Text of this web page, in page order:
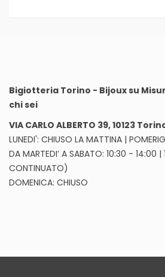
Bigiotteria Torino - Bijoux su
chi sei
VIA CARLO ALBERTO 39, 10123
LUNEDI': CHIUSO LA MATTINA |
DA MARTEDI’ A SABATO: 10:30 - 14:00
CONTINUATO)
DOMENICA: CHIUSO